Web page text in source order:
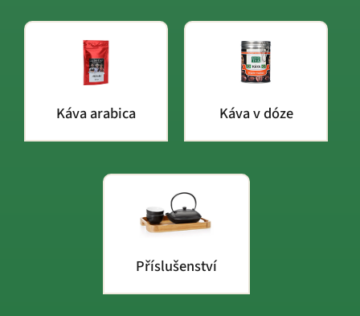
Káva arabica Káva v dóze
Příslušenství